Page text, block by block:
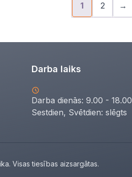
1 2 →
Darba laiks
Darba dienās: 9.00 - 18.00
Sestdien, Svētdien: slēgts
Visas tiesības aizsargātas.